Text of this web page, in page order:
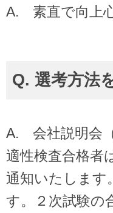
A. 素直で向上
Q. 選考方法
A. 会社説明会
適性検査合格者
通知いたします
す。２次試験の